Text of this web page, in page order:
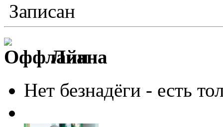
Записан
Лиана
Нет безнадёги - есть